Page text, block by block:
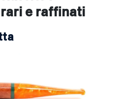
e raffinati